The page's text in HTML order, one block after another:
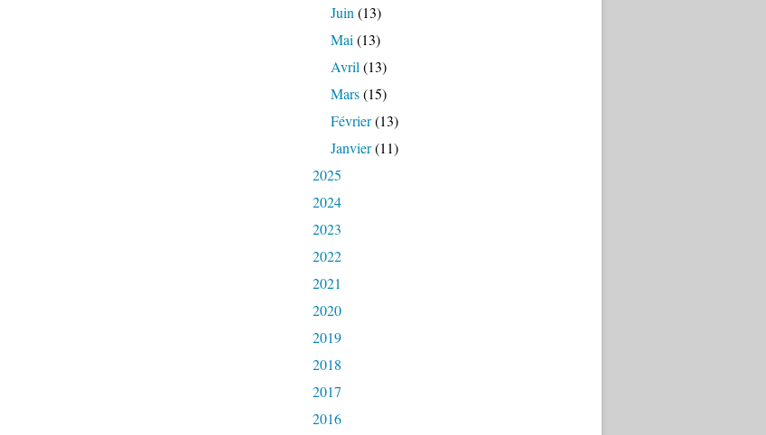
Juin (13)
Mai (13)
Avril (13)
Mars(15)
Février(13)
Janvier(11)
2025
2024
2023
2022
2021
2020
2019
2018
2017
2016